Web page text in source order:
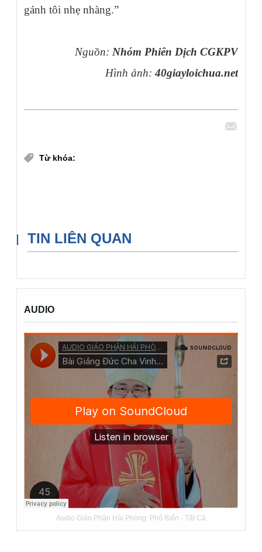
gánh tôi nhẹ nhàng.”
Nguồn: Nhóm Phiên Dịch CGKPV
Hình ảnh: 40giayloichua.net
Từ khóa:
TIN LIÊN QUAN
AUDIO
Audio Giáo Phận Hải Phòng: Phổ Biến - Tất Cả